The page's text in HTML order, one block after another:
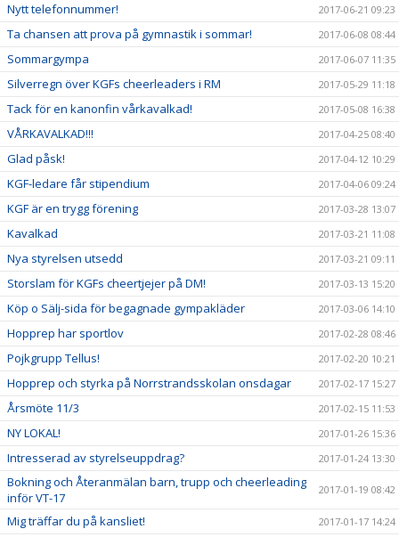
Nytt telefonnummer! 2017-06-21 09:23
Ta chansen att prova på gymnastik i sommar! 2017-06-08 08:44
Sommargympa 2017-06-07 11:35
Silverregn över KGFs cheerleaders i RM 2017-05-29 11:18
Tack för en kanonfin vårkavalkad! 2017-05-08 16:38
VÅRKAVALKAD!!! 2017-04-25 08:40
Glad påsk! 2017-04-12 10:29
KGF-ledare får stipendium 2017-04-06 09:24
KGF är en trygg förening 2017-03-28 13:07
Kavalkad 2017-03-21 11:08
Nya styrelsen utsedd 2017-03-21 09:11
Storslam för KGFs cheertjejer på DM! 2017-03-13 15:20
Köp o Sälj-sida för begagnade gympakläder 2017-03-06 14:10
Hopprep har sportlov 2017-02-28 08:46
Pojkgrupp Tellus! 2017-02-20 10:21
Hopprep och styrka på Norrstrandsskolan onsdagar 2017-02-17 15:27
Årsmöte 11/3 2017-02-15 11:53
NY LOKAL! 2017-01-26 15:36
Intresserad av styrelseuppdrag? 2017-01-24 13:30
Bokning och Återanmälan barn, trupp och cheerleading
inför VT-17
2017-01-19 08:42
Mig träffar du på kansliet! 2017-01-17 14:24